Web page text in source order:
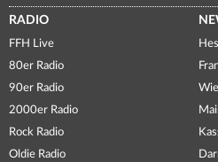
RADIO
FFH Live
80er Radio
90er Radio
2000er Radio
Rock Radio
Oldie Radio